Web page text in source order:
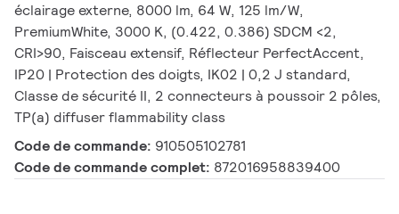
éclairage externe, 8000 lm, 64 W, 125 lm/W,
PremiumWhite, 3000 K, (0.422, 0.386) SDCM <2,
CRI>90, Faisceau extensif, Réflecteur PerfectAccent,
IP20 | Protection des doigts, IK02 | 0,2 J standard,
Classe de sécurité II, 2 connecteurs à poussoir 2 pôles,
TP(a) diffuser flammability class
Code de commande: 910505102781
Code de commande complet: 872016958839400